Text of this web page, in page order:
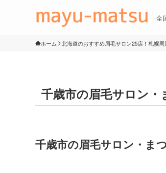
全
ホーム 北海道のおすすめ眉毛サロン25店！札幌
千歳市の眉毛サロン
千歳市の眉毛サロン・ま